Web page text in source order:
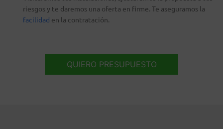
riesgos y te daremos una oferta en firme. Te aseguramos la
facilidad en la contratación.
QUIERO PRESUPUESTO